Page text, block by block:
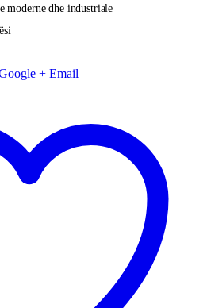
moderne dhe industriale
+ Email